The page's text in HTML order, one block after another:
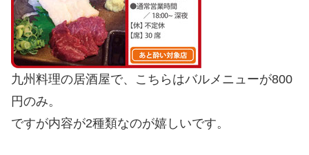
九州料理の居酒屋で、こちらはバルメニューが800
円のみ。
ですが内容が2種類なのが嬉しいです。